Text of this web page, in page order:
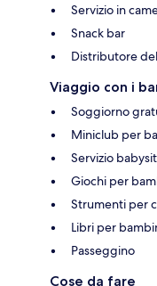
Servizio in
Snack bar
Distributore
Viaggio con i
Soggiorno
Miniclub per
Servizio
Giochi per
Strumenti per
Libri per
Passeggino
Cose da fare